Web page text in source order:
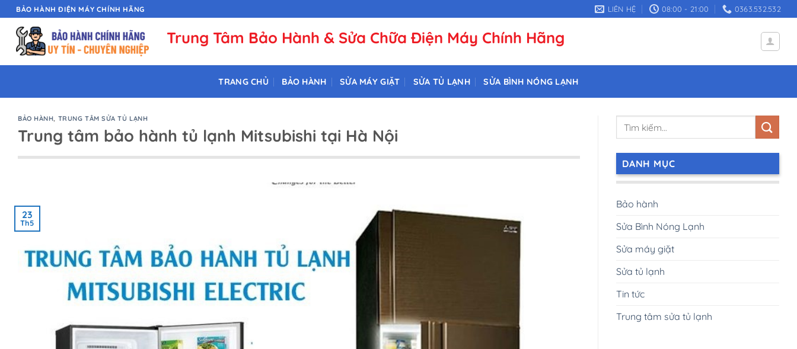
Chuyển
đến
dung
BẢO HÀNH ĐIỆN MÁY CHÍNH HÃNG LIÊN HỆ 08:00 - 21:00 0363.532.532
Trung Tâm Bảo Hành & Sửa Chữa Điện Máy Chính Hãng
TRANG CHỦ BẢO HÀNH SỬA MÁY GIẶT SỬA TỦ LẠNH SỬA BÌNH NÓNG LẠNH
BẢO HÀNH, TRUNG TÂM SỬA TỦ LẠNH
Trung tâm bảo hành tủ lạnh Mitsubishi tại Hà Nội
23
Th5
DANH MỤC
Bảo hành
Sửa Bình Nóng Lạnh
Sửa máy giặt
Sửa tủ lạnh
Tin tức
Trung tâm sửa tủ lạnh